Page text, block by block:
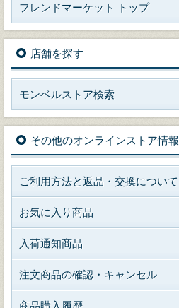
フレンドマーケット トップ
店舗を探す
モンベルストア検索
その他のオンラインストア情報
ご利用方法と返品・交換について
お気に入り商品
入荷通知商品
注文商品の確認・キャンセル
商品購入履歴